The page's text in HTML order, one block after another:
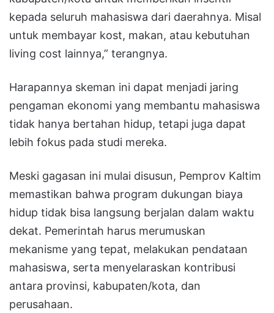
kepada seluruh mahasiswa dari daerahnya. Misal
untuk membayar kost, makan, atau kebutuhan
living cost lainnya,” terangnya.
Harapannya skeman ini dapat menjadi jaring
pengaman ekonomi yang membantu mahasiswa
tidak hanya bertahan hidup, tetapi juga dapat
lebih fokus pada studi mereka.
Meski gagasan ini mulai disusun, Pemprov Kaltim
memastikan bahwa program dukungan biaya
hidup tidak bisa langsung berjalan dalam waktu
dekat. Pemerintah harus merumuskan
mekanisme yang tepat, melakukan pendataan
mahasiswa, serta menyelaraskan kontribusi
antara provinsi, kabupaten/kota, dan
perusahaan.